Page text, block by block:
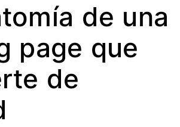
de una
page que
de